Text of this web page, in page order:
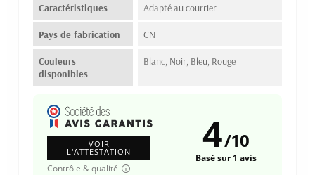
Caractéristiques Adapté au courrier
Pays de fabrication CN
Couleurs
disponibles
Blanc, Noir, Bleu, Rouge
VOIR
L'ATTESTATION
Contrôle & qualité
4/10
Basé sur 1 avis